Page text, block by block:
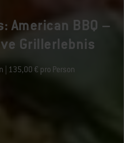
American BBQ –
Grillerlebnis
| 135,00 € pro Person